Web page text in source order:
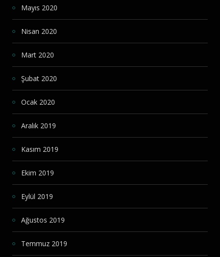
Mayıs 2020
Nisan 2020
Mart 2020
Şubat 2020
Ocak 2020
Aralık 2019
Kasım 2019
Ekim 2019
Eylül 2019
Ağustos 2019
Temmuz 2019